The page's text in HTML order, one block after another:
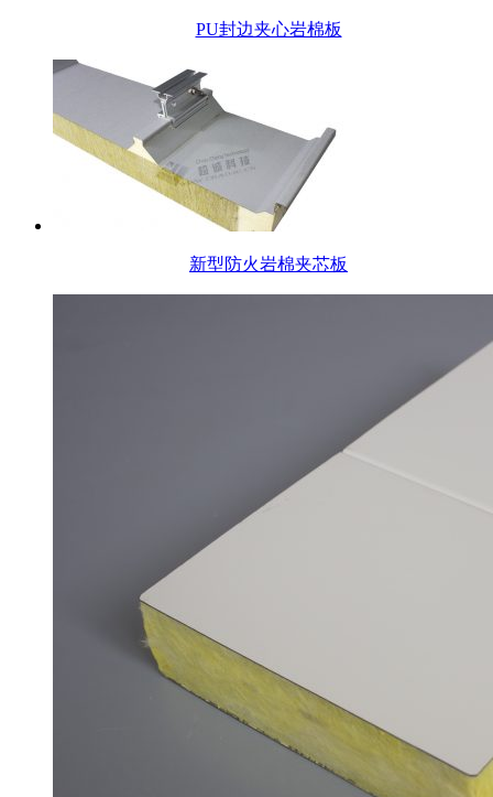
PU封边夹心岩棉板
新型防火岩棉夹芯板